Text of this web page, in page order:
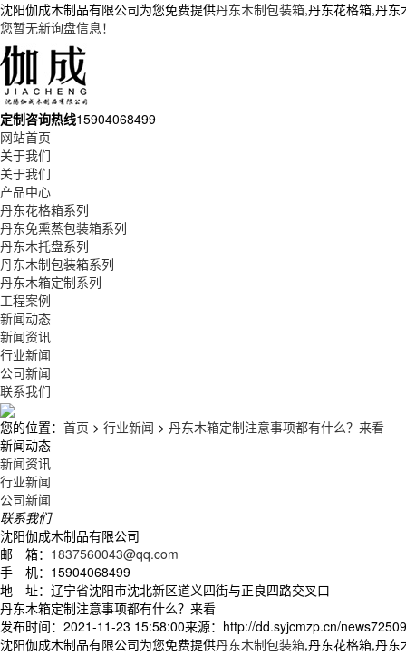
沈阳伽成木制品有限公司为您免费提供丹东木制包装箱,丹东花格箱,丹
您暂无新询盘信息！
定制咨询热线15904068499
网站首页
关于我们
关于我们
产品中心
丹东花格箱系列
丹东免熏蒸包装箱系列
丹东木托盘系列
丹东木制包装箱系列
丹东木箱定制系列
工程案例
新闻动态
新闻资讯
行业新闻
公司新闻
联系我们
您的位置： 首页 > 行业新闻 > 丹东木箱定制注意事项都有什么？来看
新闻动态
新闻资讯
行业新闻
公司新闻
联系我们
沈阳伽成木制品有限公司
邮 箱： 1837560043@qq.com
手 机：15904068499
地 址：辽宁省沈阳市沈北新区道义四街与正良四路交叉口
丹东木箱定制注意事项都有什么？来看
发布时间：2021-11-23 15:58:00来源：http://dd.syjcmzp.cn/
沈阳伽成木制品有限公司为您免费提供丹东木制包装箱,丹东花格箱,丹